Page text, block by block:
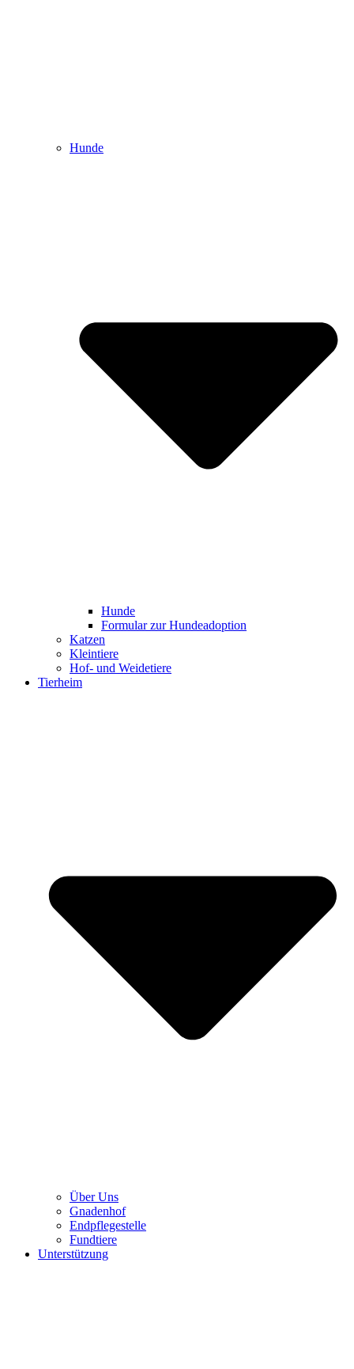
Hunde
Hunde
Formular zur Hundeadoption
Katzen
Kleintiere
Hof- und Weidetiere
Tierheim
Über Uns
Gnadenhof
Endpflegestelle
Fundtiere
Unterstützung